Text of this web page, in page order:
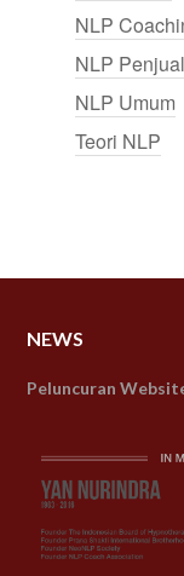
NLP
NLP
NLP Umum
Teori NLP
NEWS
Peluncuran